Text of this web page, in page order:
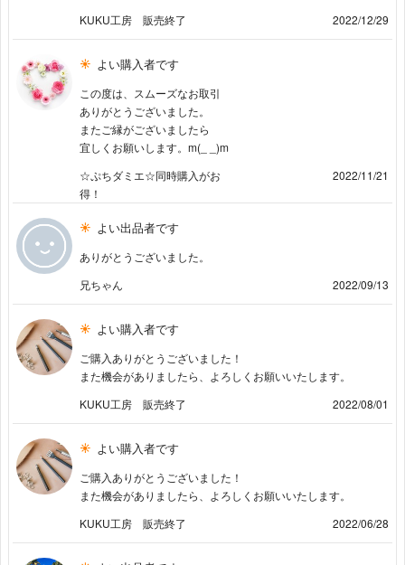
KUKU工房 販売終了
2022/12/29
よい購入者です
この度は、スムーズなお取引
ありがとうございました。
またご縁がございましたら
宜しくお願いします。m(_ _)m
☆ぷちダミエ☆同時購入がお
得！
2022/11/21
よい出品者です
ありがとうございました。
兄ちゃん
2022/09/13
よい購入者です
ご購入ありがとうございました！
また機会がありましたら、よろしくお願いいたします。
KUKU工房 販売終了
2022/08/01
よい購入者です
ご購入ありがとうございました！
また機会がありましたら、よろしくお願いいたします。
KUKU工房 販売終了
2022/06/28